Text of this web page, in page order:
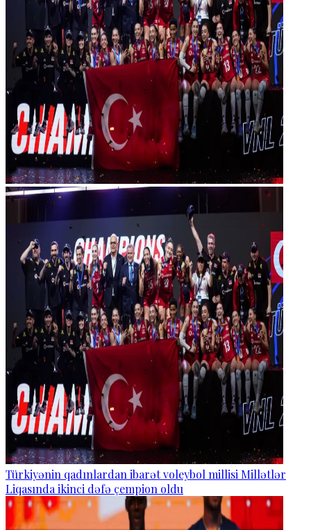
Türkiyənin qadınlardan ibarət voleybol millisi Millətlər
Liqasında ikinci dəfə çempion oldu